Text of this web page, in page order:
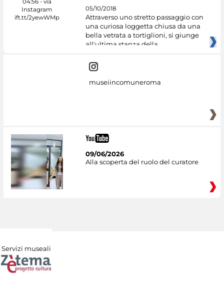
05/10/2018
Attraverso uno stretto passaggio con
una curiosa loggetta chiusa da una
bella vetrata a tortiglioni, si giunge
all'ultima stanza della
museiincomuneroma
09/06/2026
Alla scoperta del ruolo del curatore
Servizi museali